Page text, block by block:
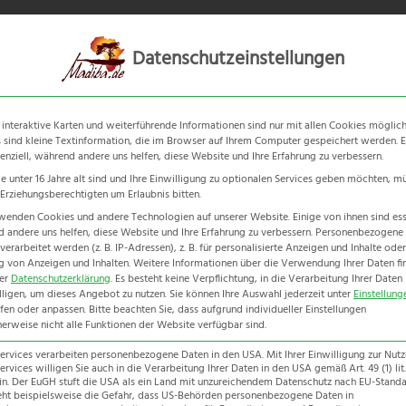
Verfügbarkeiten der Unterkünfte zum gewünschten
zu.
wir eine Angebotserstellung nur mit einer90,- EUR
so dass Ihnenkeine zusätzlichen Kostenentstehen!
Datenschutzeinstellungen
Karten und weiterführende Informationen sind nur mit allen Cookies
sind kleine Textinformation, die im Browser auf Ihrem Computer gespeichert werden.
während andere uns helfen, diese Website und Ihre Erfahrung zu verbessern.
unter 16 Jahre alt sind und Ihre Einwilligung zu optionalen Services geben möchten,
um Erlaubnis bitten.
Cookies und andere Technologien auf unserer Website. Einige von ihnen sind
andere uns helfen, diese Website und Ihre Erfahrung zu verbessern.
werden (z. B. IP-Adressen), z. B. für personalisierte Anzeigen und Inhalte
von Anzeigen und Inhalten.Weitere Informationen über die Verwendung Ihrer Daten
Datenschutzerklärung. Es besteht keine Verpflichtung, in die Verarbeitung Ihrer Daten
um dieses Angebot zu nutzen. Sie können Ihre Auswahl jederzeit unter
oder anpassen. Bitte beachten Sie, dass aufgrund individueller Einstellungen
nicht alle Funktionen der Website verfügbar sind.
verarbeiten personenbezogene Daten in den USA. Mit Ihrer Einwilligung zur
willigen Sie auch in die Verarbeitung Ihrer Daten in den USA gemäß Art. 49 (1)
Der EuGH stuft die USA als ein Land mit unzureichendem Datenschutz nach EU-
beispielsweise die Gefahr, dass US-Behörden personenbezogene Daten in